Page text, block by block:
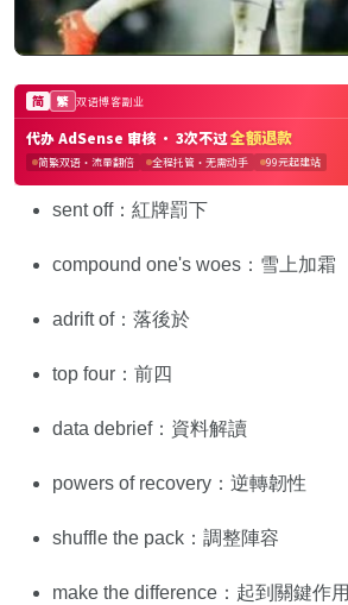
sent off：紅牌罰下
compound one's woes：雪上加霜
adrift of：落後於
top four：前四
data debrief：資料解讀
powers of recovery：逆轉韌性
shuffle the pack：調整陣容
make the difference：起到關鍵作用